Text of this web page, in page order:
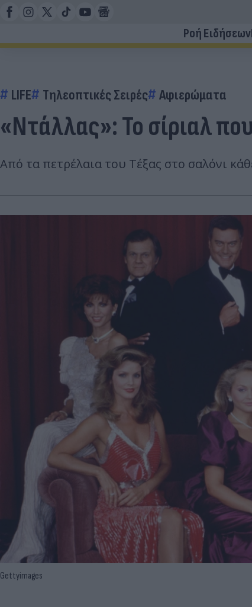
Ροή Ειδήσεων
LIFE Τηλεοπτικές Σειρές Αφιερώματα
«Ντάλλας»: Το σίριαλ
Από τα πετρέλαια του Τέξας στο σαλόνι
Gettyimages